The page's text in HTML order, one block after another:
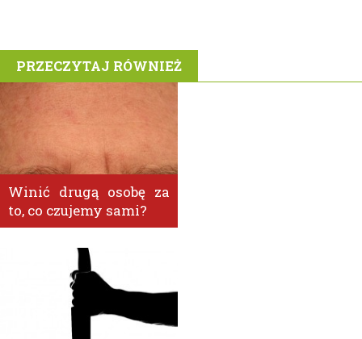
PRZECZYTAJ RÓWNIEŻ
Winić drugą osobę za
to, co czujemy sami?